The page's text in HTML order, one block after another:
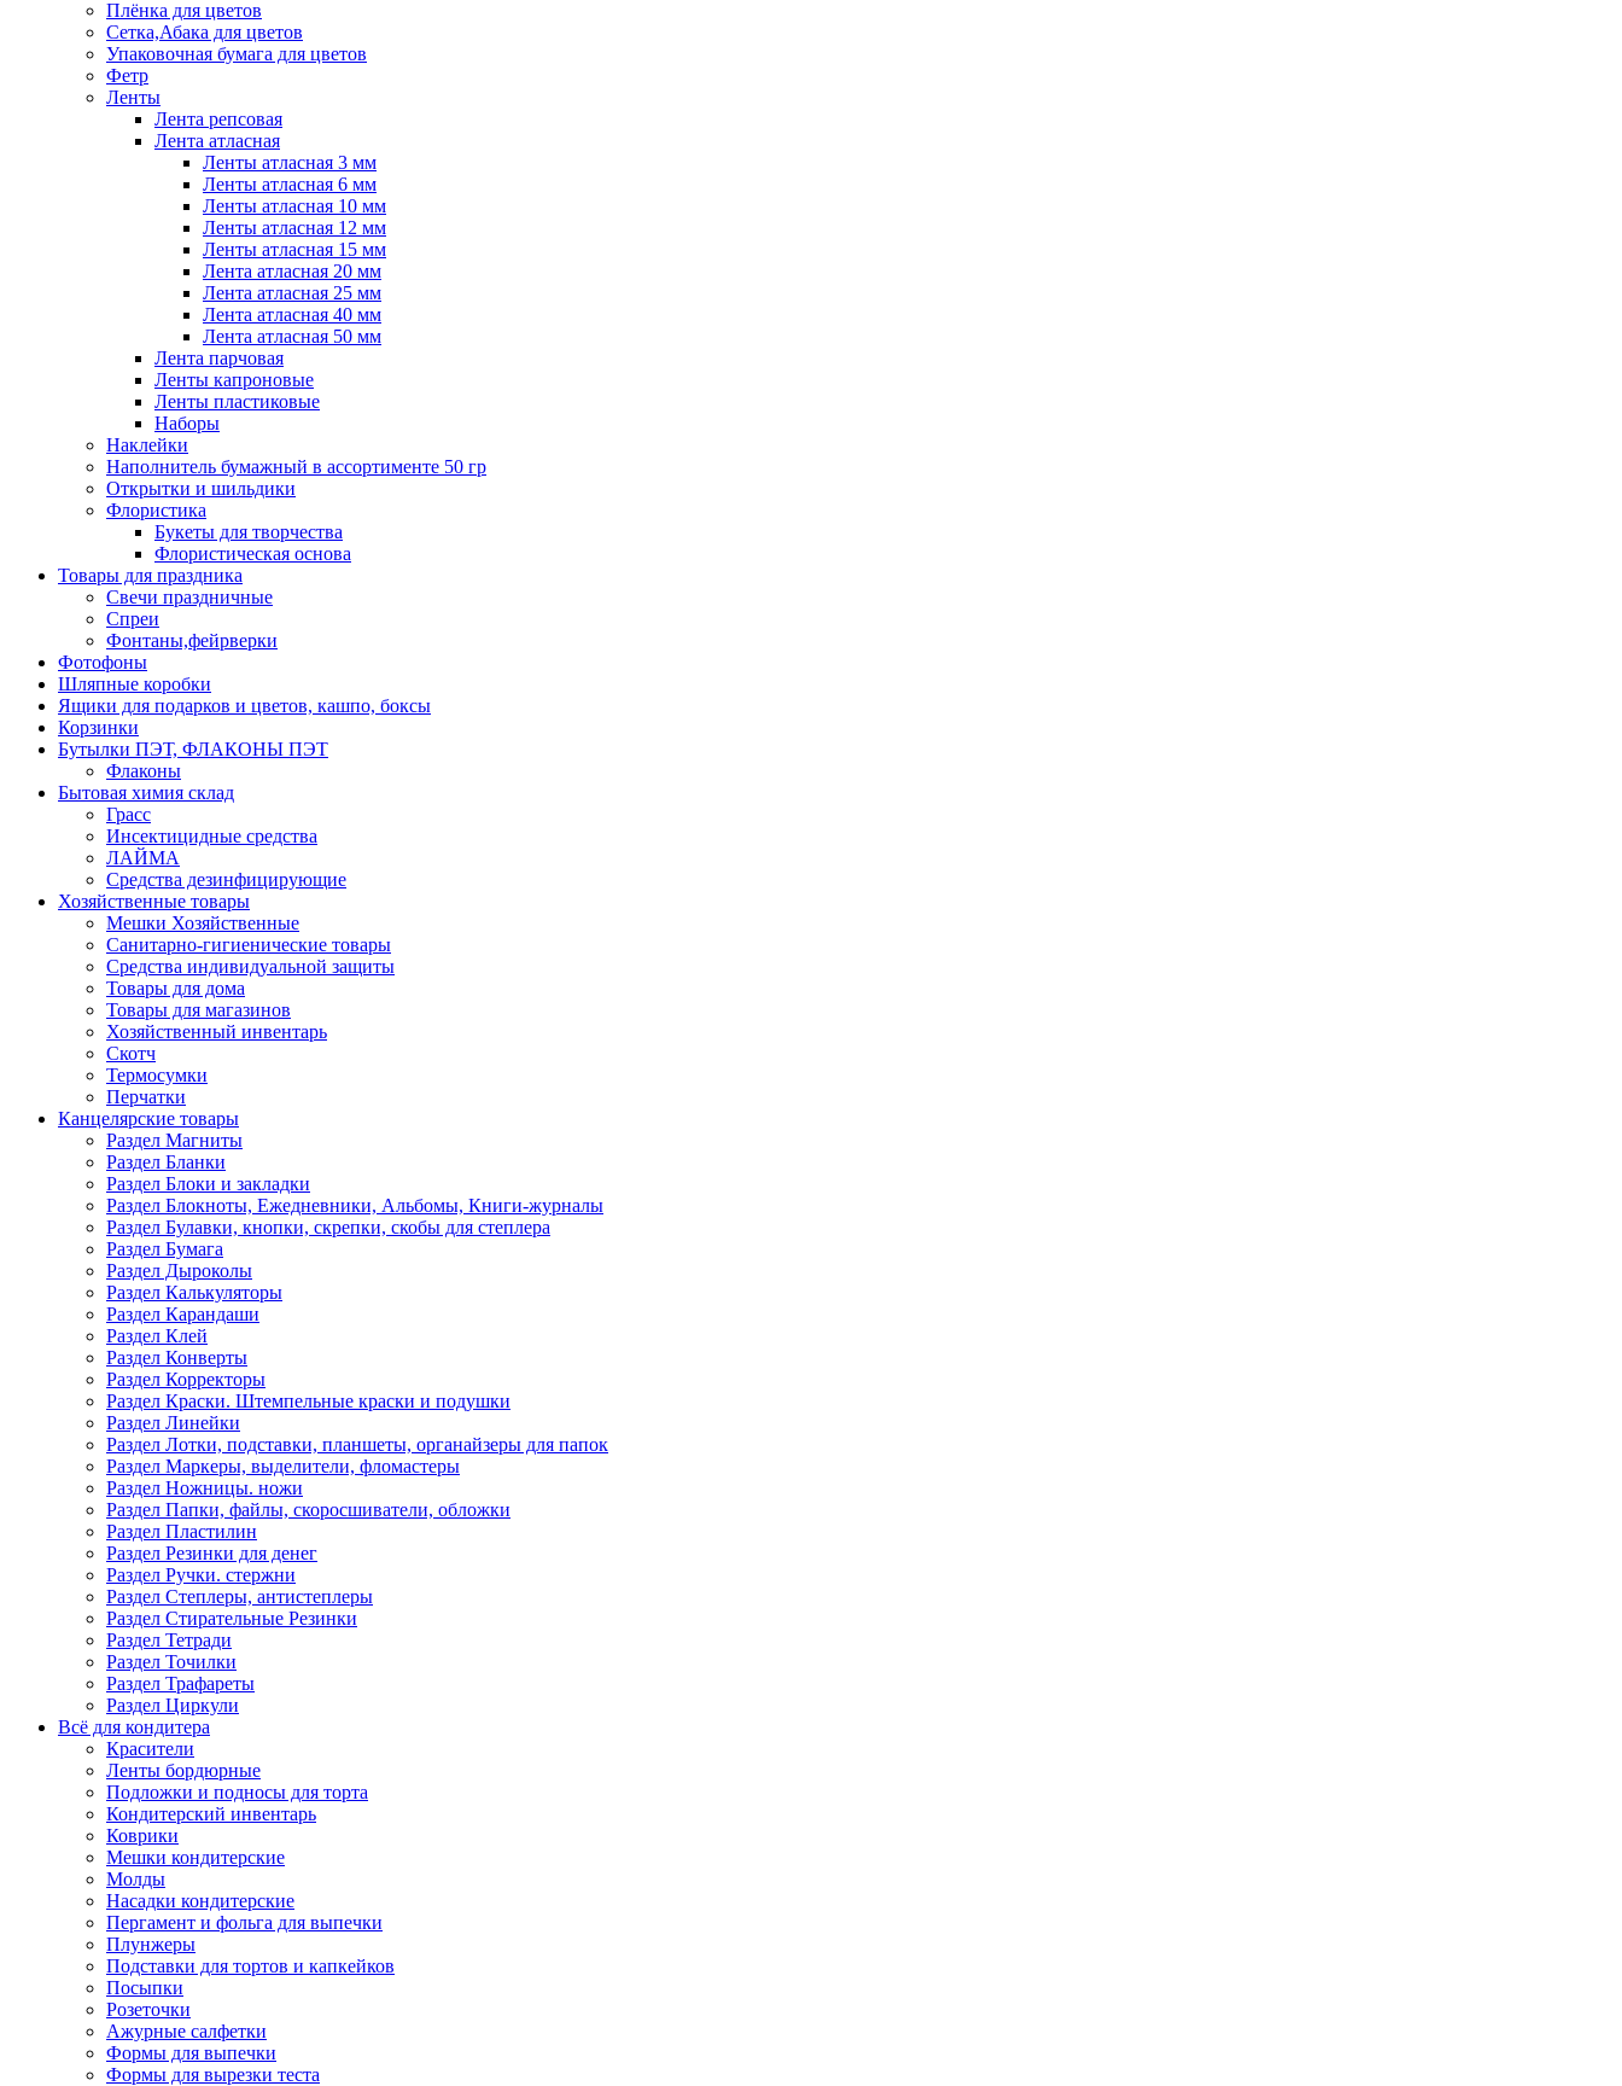
Плёнка для цветов
Сетка,Абака для цветов
Упаковочная бумага для цветов
Фетр
Ленты
Лента репсовая
Лента атласная
Ленты атласная 3 мм
Ленты атласная 6 мм
Ленты атласная 10 мм
Ленты атласная 12 мм
Ленты атласная 15 мм
Лента атласная 20 мм
Лента атласная 25 мм
Лента атласная 40 мм
Лента атласная 50 мм
Лента парчовая
Ленты капроновые
Ленты пластиковые
Наборы
Наклейки
Наполнитель бумажный в ассортименте 50 гр
Открытки и шильдики
Флористика
Букеты для творчества
Флористическая основа
Товары для праздника
Свечи праздничные
Спреи
Фонтаны,фейрверки
Фотофоны
Шляпные коробки
Ящики для подарков и цветов, кашпо, боксы
Корзинки
Бутылки ПЭТ, ФЛАКОНЫ ПЭТ
Флаконы
Бытовая химия склад
Грасс
Инсектицидные средства
ЛАЙМА
Средства дезинфицирующие
Хозяйственные товары
Мешки Хозяйственные
Санитарно-гигиенические товары
Средства индивидуальной защиты
Товары для дома
Товары для магазинов
Хозяйственный инвентарь
Скотч
Термосумки
Перчатки
Канцелярские товары
Раздел Магниты
Раздел Бланки
Раздел Блоки и закладки
Раздел Блокноты, Ежедневники, Альбомы, Книги-журналы
Раздел Булавки, кнопки, скрепки, скобы для степлера
Раздел Бумага
Раздел Дыроколы
Раздел Калькуляторы
Раздел Карандаши
Раздел Клей
Раздел Конверты
Раздел Корректоры
Раздел Краски. Штемпельные краски и подушки
Раздел Линейки
Раздел Лотки, подставки, планшеты, органайзеры для папок
Раздел Маркеры, выделители, фломастеры
Раздел Ножницы. ножи
Раздел Папки, файлы, скоросшиватели, обложки
Раздел Пластилин
Раздел Резинки для денег
Раздел Ручки. стержни
Раздел Степлеры, антистеплеры
Раздел Стирательные Резинки
Раздел Тетради
Раздел Точилки
Раздел Трафареты
Раздел Циркули
Всё для кондитера
Красители
Ленты бордюрные
Подложки и подносы для торта
Кондитерский инвентарь
Коврики
Мешки кондитерские
Молды
Насадки кондитерские
Пергамент и фольга для выпечки
Плунжеры
Подставки для тортов и капкейков
Посыпки
Розеточки
Ажурные салфетки
Формы для выпечки
Формы для вырезки теста